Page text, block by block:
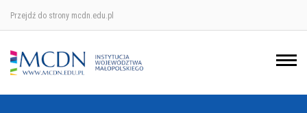
Przejdź do strony mcdn.edu.pl
Ośrodek w Krakowie
Ośrodek w Nowym Sączu